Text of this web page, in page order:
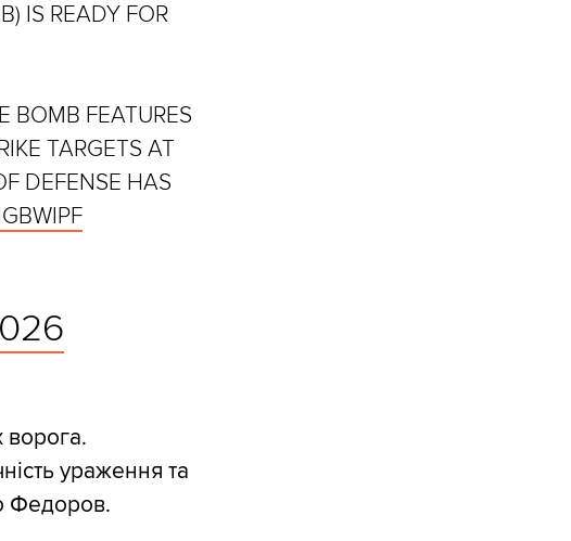
IS READY FOR
BOMB FEATURES
TARGETS AT
DEFENSE HAS
ворога.
ураження та
Федоров.